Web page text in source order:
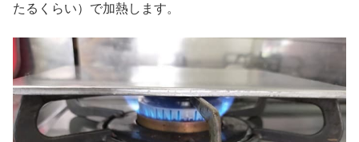
たるくらい）で加熱します。